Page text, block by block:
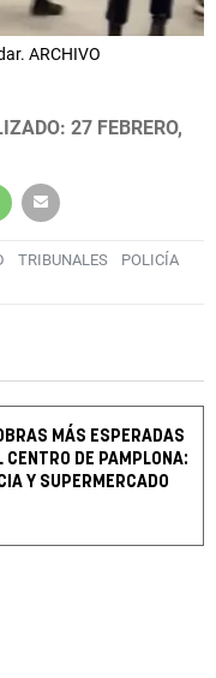
ARCHIVO
27 FEBRERO,
TRIBUNALES
POLICÍA
MÁS ESPERADAS
CENTRO DE PAMPLONA:
Y SUPERMERCADO